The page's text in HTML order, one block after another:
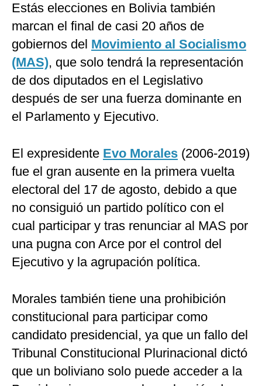
Estás elecciones en Bolivia también
marcan el final de casi 20 años de
gobiernos del Movimiento al Socialismo
(MAS), que solo tendrá la representación
de dos diputados en el Legislativo
después de ser una fuerza dominante en
el Parlamento y Ejecutivo.
El expresidente Evo Morales (2006-2019)
fue el gran ausente en la primera vuelta
electoral del 17 de agosto, debido a que
no consiguió un partido político con el
cual participar y tras renunciar al MAS por
una pugna con Arce por el control del
Ejecutivo y la agrupación política.
Morales también tiene una prohibición
constitucional para participar como
candidato presidencial, ya que un fallo del
Tribunal Constitucional Plurinacional dictó
que un boliviano solo puede acceder a la